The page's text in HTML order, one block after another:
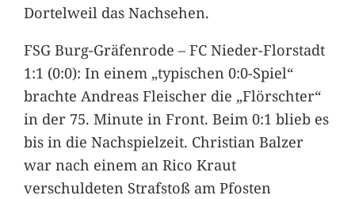
Dortelweil das Nachsehen.
FSG Burg-Gräfenrode – FC Nieder-Florstadt
1:1 (0:0): In einem „typischen 0:0-Spiel“
brachte Andreas Fleischer die „Flörschter“
in der 75. Minute in Front. Beim 0:1 blieb es
bis in die Nachspielzeit. Christian Balzer
war nach einem an Rico Kraut
verschuldeten Strafstoß am Pfosten